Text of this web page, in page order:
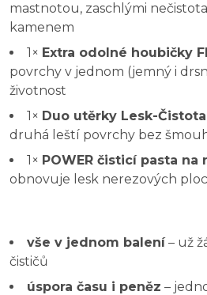
mastnotou, zaschlými
kamenem
1× Extra odolné houbičky
povrchy v jednom (jemný i
životnost
1× Duo utěrky Lesk-Čistota
druhá leští povrchy bez
1× POWER čisticí pasta
obnovuje lesk nerezových
vše v jednom balení– už
čističů
úspora času i peněz –